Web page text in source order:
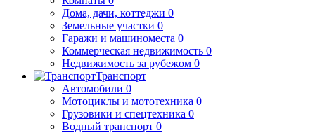
Дома, дачи, коттеджи 0
Земельные участки 0
Гаражи и машиноместа 0
Коммерческая недвижимость 0
Недвижимость за рубежом 0
Транспорт
Автомобили 0
Мотоциклы и мототехника 0
Грузовики и спецтехника 0
Водный транспорт 0